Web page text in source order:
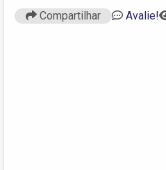
Compartilhar Avalie!